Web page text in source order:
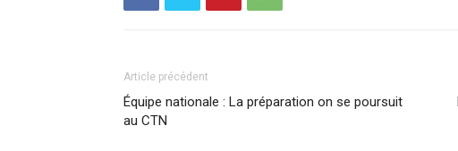
Article précédent
Équipe nationale : La préparation on se poursuit
au CTN